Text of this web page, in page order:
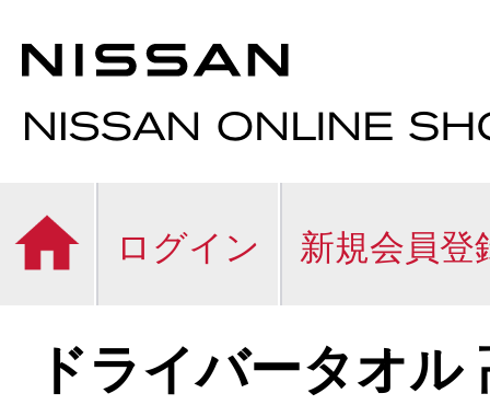
ログイン 新規会員登
ドライバータオル